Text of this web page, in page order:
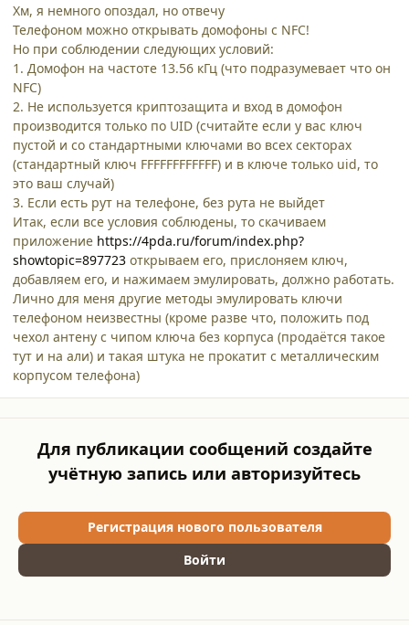
Хм, я немного опоздал, но отвечу
Телефоном можно открывать домофоны с NFC!
Но при соблюдении следующих условий:
1. Домофон на частоте 13.56 кГц (что подразумевает что он
NFC)
2. Не используется криптозащита и вход в домофон
производится только по UID (считайте если у вас ключ
пустой и со стандартными ключами во всех секторах
(стандартный ключ FFFFFFFFFFFF) и в ключе только uid, то
это ваш случай)
3. Если есть рут на телефоне, без рута не выйдет
Итак, если все условия соблюдены, то скачиваем
приложение https://4pda.ru/forum/index.php?
showtopic=897723 открываем его, прислоняем ключ,
добавляем его, и нажимаем эмулировать, должно работать.
Лично для меня другие методы эмулировать ключи
телефоном неизвестны (кроме разве что, положить под
чехол антену с чипом ключа без корпуса (продаётся такое
тут и на али) и такая штука не прокатит с металлическим
корпусом телефона)
Для публикации сообщений создайте
учётную запись или авторизуйтесь
Регистрация нового пользователя
Войти